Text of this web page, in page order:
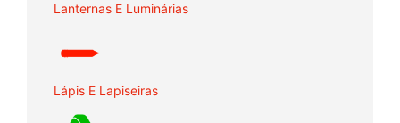
Lanternas E Luminárias
Lápis E Lapiseiras